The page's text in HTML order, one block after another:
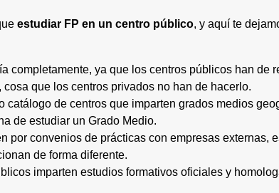
estudiar FP en un centro público, y aquí te
completamente, ya que los centros públicos han de
que los centros privados no han de hacerlo.
catálogo de centros que imparten grados medios
de estudiar un Grado Medio.
por convenios de prácticas con empresas externas,
de forma diferente.
imparten estudios formativos oficiales y